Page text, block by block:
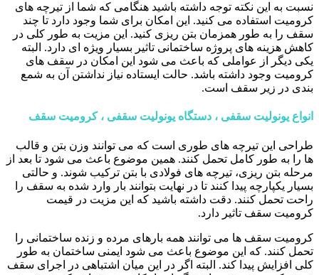
نسبت به این نکته توجه داشته باشید هنگامی که شما از تیرچه های
کرومیت استفاده می کنید. این امکان برای شما وجود دارد تا چند
سقف را به طور همزمان بتن ریزی کنید. این مزیت به طور کلی در
کاهش هزینه های پروژه ساختمانی تاثیر بسیار ویژه ای دارد. البته
یکی دیگر از عواملی که باعث می شود این امکان در سقف های
کرومیت وجود داشته باشد. حالت ایستاده نیاز نداشتن آن به شمع
بندی در زیر سقف است.
انواع یونولیت سقفی ، دستگاه یونولیت سقفی ، کرومیت سقف
طراحی این تیرچه های طوری است که می توانند وزن بتن و قالب
ها را به طور کامل تحمل کنند. همین موضوع باعث می شود تا بعد از
مرحله بتن ریزی، تیرچه های فولادی با بتن ترکیب شوند. و حالتی
بسیار یکپارچه پیدا کنند تا در نهایت بتوانند بار وارد شده به سقف را
راحت تحمل کنند. دقت داشته باشید که این مزیت در قیمت
کرومیت سقف تاثیر دارد.
کرومیت سقف ها می توانند همه بارهای مرده و زنده ساختمانی را
تحمل کنند. که این موضوع باعث می شود ایمنی ساختمان به طور
کلی افزایش پیدا کند. البته اگر در این میان اشتباهی در اجرای سقف